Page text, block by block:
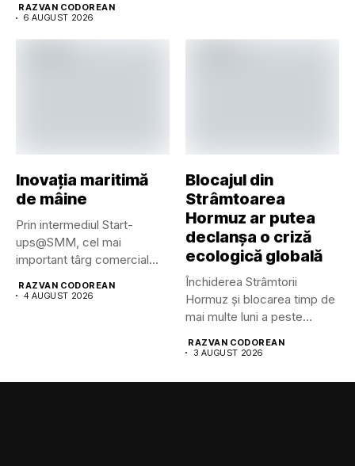
RAZVAN CODOREAN
6 AUGUST 2026
Inovația maritimă
de mâine
Prin intermediul Start-
ups@SMM, cel mai
important târg comercial
RAZVAN CODOREAN
4 AUGUST 2026
Blocajul din
Strâmtoarea
Hormuz ar putea
declanșa o criză
ecologică globală
Închiderea Strâmtorii
Hormuz și blocarea timp de
mai multe luni a peste...
RAZVAN CODOREAN
3 AUGUST 2026